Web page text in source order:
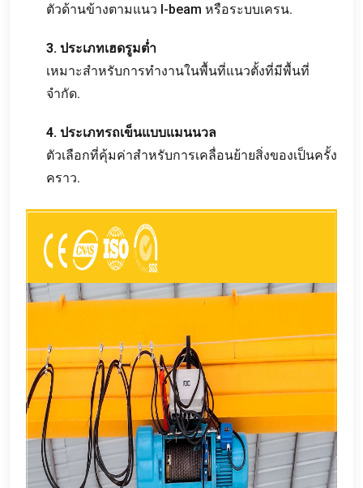
ตัวด้านข้างตามแนว I-beam หรือระบบเครน.
3. ประเภทเฮดรูมต่ำ
เหมาะสำหรับการทำงานในพื้นที่แนวตั้งที่มีพื้นที่
จำกัด.
4. ประเภทรถเข็นแบบแมนนวล
ตัวเลือกที่คุ้มค่าสำหรับการเคลื่อนย้ายสิ่งของเป็นครั้ง
คราว.